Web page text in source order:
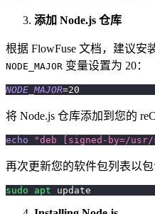
添加 Node.js 仓库
根据 FlowFuse 文档，建议安
NODE_MAJOR 变量设置为 20：
NODE_MAJOR=20
将 Node.js 仓库添加到您的
echo "deb [signed-by=/usr/
再次更新您的软件包列表以包
sudo apt update